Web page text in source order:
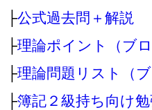
├公式過去問＋解説
├理論ポイント（ブロ
├理論問題リスト（ブ
├簿記２級持ち向け